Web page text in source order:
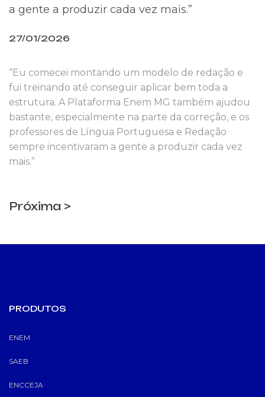
a gente a produzir cada vez mais.”
27/01/2026
“Eu comecei montando um modelo de redação e
fui treinando até conseguir aplicar bem toda a
estrutura. A Plataforma Enem MG também ajudou
bastante, especialmente na parte da correção, e os
professores de Língua Portuguesa e Redação
sempre incentivaram a gente a produzir cada vez
mais.”
Próxima >
PRODUTOS
ENEM
SAEB
ENCCEJA